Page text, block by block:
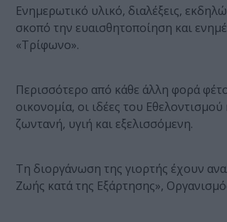
Ενημερωτικό υλικό, διαλέξεις,
σκοπό την ευαισθητοποίηση και
«Τρίφωνο».
Περισσότερο από κάθε άλλη φορά
οικονομία, οι ιδέες του
ζωντανή, υγιή και εξελισσόµενη.
Τη διοργάνωση της γιορτής έχουν
Ζωής κατά της Εξάρτησης»,